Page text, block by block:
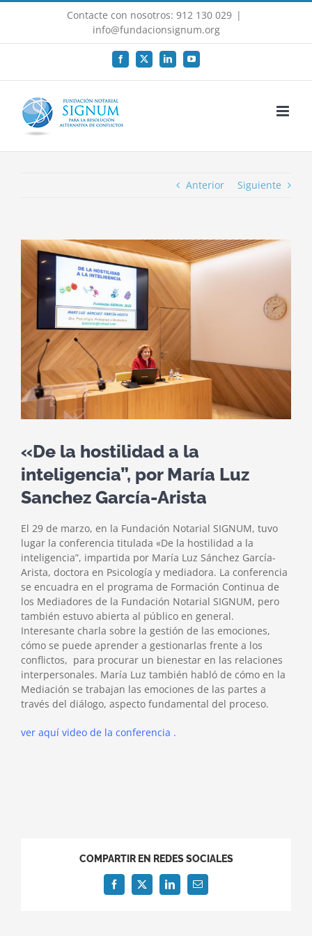
Saltar
Contacte con nosotros: 912 130 029 |
info@fundacionsignum.org
Facebook
X LinkedInYouTube
Anterior Siguiente
Ver
imagen
grande
«De la hostilidad a la
inteligencia”, por María Luz
Sanchez García-Arista
El 29 de marzo, en la Fundación Notarial SIGNUM, tuvo
lugar la conferencia titulada «De la hostilidad a la
inteligencia”, impartida por María Luz Sánchez García-
Arista, doctora en Psicología y mediadora. La conferencia
se encuadra en el programa de Formación Continua de
los Mediadores de la Fundación Notarial SIGNUM, pero
también estuvo abierta al público en general.
Interesante charla sobre la gestión de las emociones,
cómo se puede aprender a gestionarlas frente a los
conflictos, para procurar un bienestar en las relaciones
interpersonales. María Luz también habló de cómo en la
Mediación se trabajan las emociones de las partes a
través del diálogo, aspecto fundamental del proceso.
ver aquí video de la conferencia .
COMPARTIR EN REDES SOCIALES
Facebook
X LinkedInCorreo
electrónico